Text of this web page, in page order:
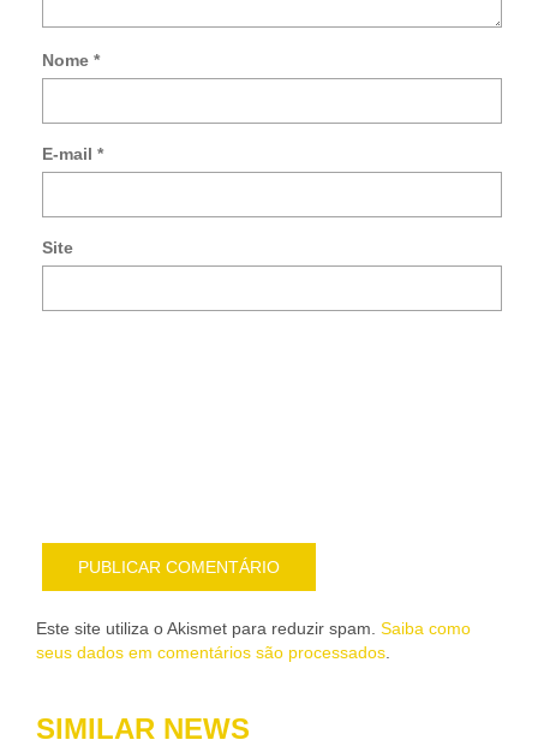
Nome *
E-mail *
Site
Este site utiliza o Akismet para reduzir spam. Saiba como
seus dados em comentários são processados
SIMILAR NEWS